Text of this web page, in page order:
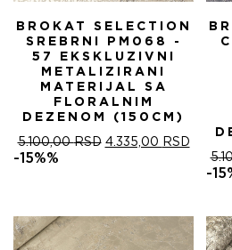
BROKAT SELECTION
SREBRNI PM068 -
57 EKSKLUZIVNI
METALIZIRANI
MATERIJAL SA
FLORALNIM
DEZENOM (150CM)
5.100,00RSD ОРИГИНАЛНА
4.335,00 RSD
ЦЕНА
-15%%
-